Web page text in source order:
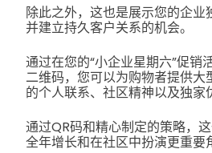
除此之外，这也是展示您的企业
并建立持久客户关系的机会。
通过在您的“小企业星期六”促销
二维码，您可以为购物者提供
的个人联系、社区精神以及独家
通过QR码和精心制定的策略，
全年增长和在社区中扮演更重要